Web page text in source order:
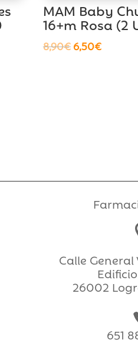
MAM Baby
16+m Rosa (2
8,90€ El
6,50€El
Calle General
26002
651